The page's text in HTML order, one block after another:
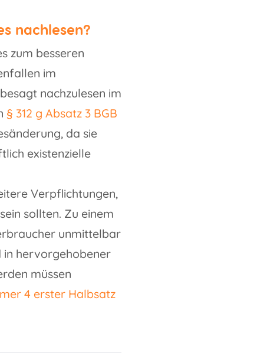
nachlesen?
zum besseren
im
nachzulesen im
§ 312 g Absatz 3 BGB
da sie
existenzielle
Verpflichtungen,
sollten. Zu einem
unmittelbar
in hervorgehobener
müssen
4 erster Halbsatz